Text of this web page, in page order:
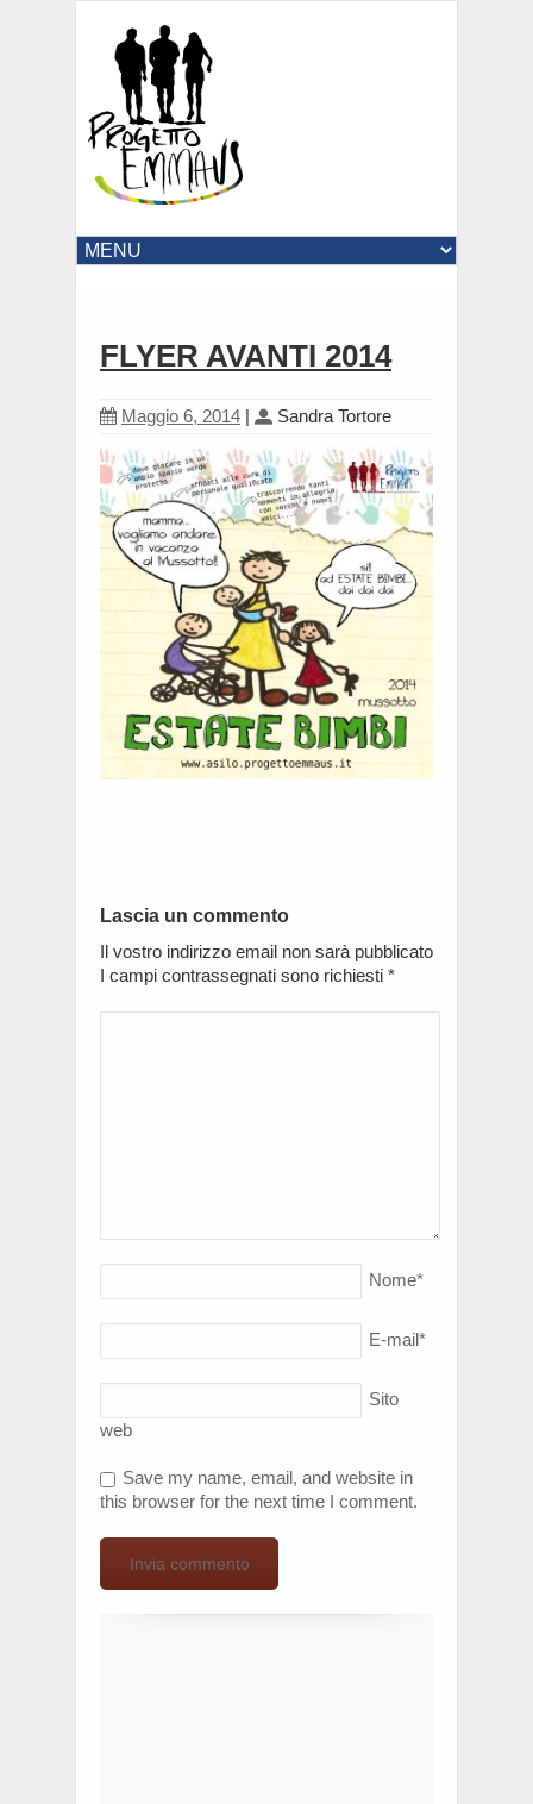
FLYER AVANTI 2014
Maggio 6, 2014 | Sandra Tortore
Lascia un commento
Il vostro indirizzo email non sarà pubblicato
I campi contrassegnati sono richiesti *
Nome*
E-mail*
Sito
web
Save my name, email, and website in
this browser for the next time I comment.